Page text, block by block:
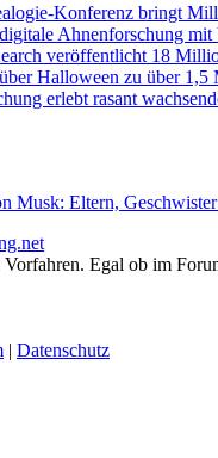
Konferenz bringt
Ahnenforschung mit
veröffentlicht 18
Halloween zu über 1,5
erlebt rasant
Musk: Eltern,
Egal ob im
| Datenschutz